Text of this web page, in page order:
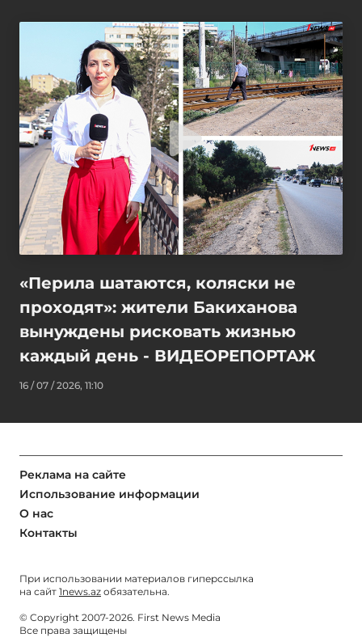
«Перила шатаются, коляски не
проходят»: жители Бакиханова
вынуждены рисковать жизнью
каждый день - ВИДЕОРЕПОРТАЖ
16 / 07 / 2026, 11:10
Реклама на сайте
Использование информации
О нас
Контакты
При использовании материалов гиперссылка
на сайт 1news.az обязательна.
© Copyright 2007-2026. First News Media
Все права защищены